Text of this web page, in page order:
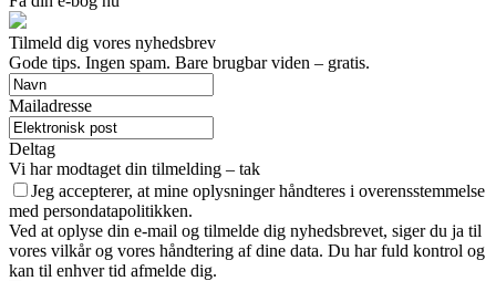
Tilmeld dig vores nyhedsbrev
Gode tips. Ingen spam. Bare brugbar viden – gratis.
Mailadresse
Deltag
Vi har modtaget din tilmelding – tak
Jeg accepterer, at mine oplysninger håndteres i overensstemmelse
med persondatapolitikken.
Ved at oplyse din e-mail og tilmelde dig nyhedsbrevet, siger du ja til
vores vilkår og vores håndtering af dine data. Du har fuld kontrol og
kan til enhver tid afmelde dig.